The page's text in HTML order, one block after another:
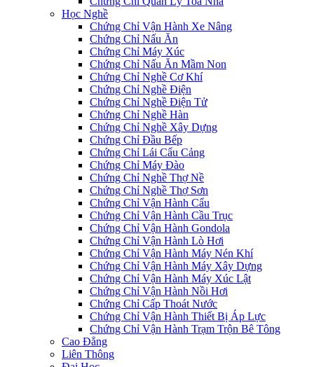
Học Nghề
Chứng Chỉ Vận Hành Xe Nâng
Chứng Chỉ Nấu Ăn
Chứng Chỉ Máy Xúc
Chứng Chỉ Nấu Ăn Mầm Non
Chứng Chỉ Nghề Cơ Khí
Chứng Chỉ Nghề Điện
Chứng Chỉ Nghề Điện Tử
Chứng Chỉ Nghề Hàn
Chứng Chỉ Nghề Xây Dựng
Chứng Chỉ Đầu Bếp
Chứng Chỉ Lái Cẩu Cảng
Chứng Chỉ Máy Đào
Chứng Chỉ Nghề Thợ Nề
Chứng Chỉ Nghề Thợ Sơn
Chứng Chỉ Vận Hành Cẩu
Chứng Chỉ Vận Hành Cầu Trục
Chứng Chỉ Vận Hành Gondola
Chứng Chỉ Vận Hành Lò Hơi
Chứng Chỉ Vận Hành Máy Nén Khí
Chứng Chỉ Vận Hành Máy Xây Dựng
Chứng Chỉ Vận Hành Máy Xúc Lật
Chứng Chỉ Vận Hành Nồi Hơi
Chứng Chỉ Cấp Thoát Nước
Chứng Chỉ Vận Hành Thiết Bị Áp Lực
Chứng Chỉ Vận Hành Trạm Trộn Bê Tông
Cao Đẳng
Liên Thông